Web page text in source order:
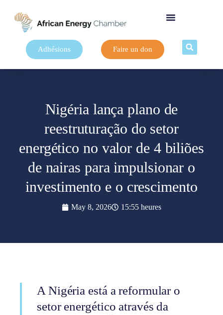
Adhésions Faire un don
Nigéria lança plano de
reestruturação do setor
energético no valor de 4 biliões
de nairas para impulsionar o
investimento e o crescimento
May 8, 2026 15:55 heures
A Nigéria está a reformular o
setor energético através da